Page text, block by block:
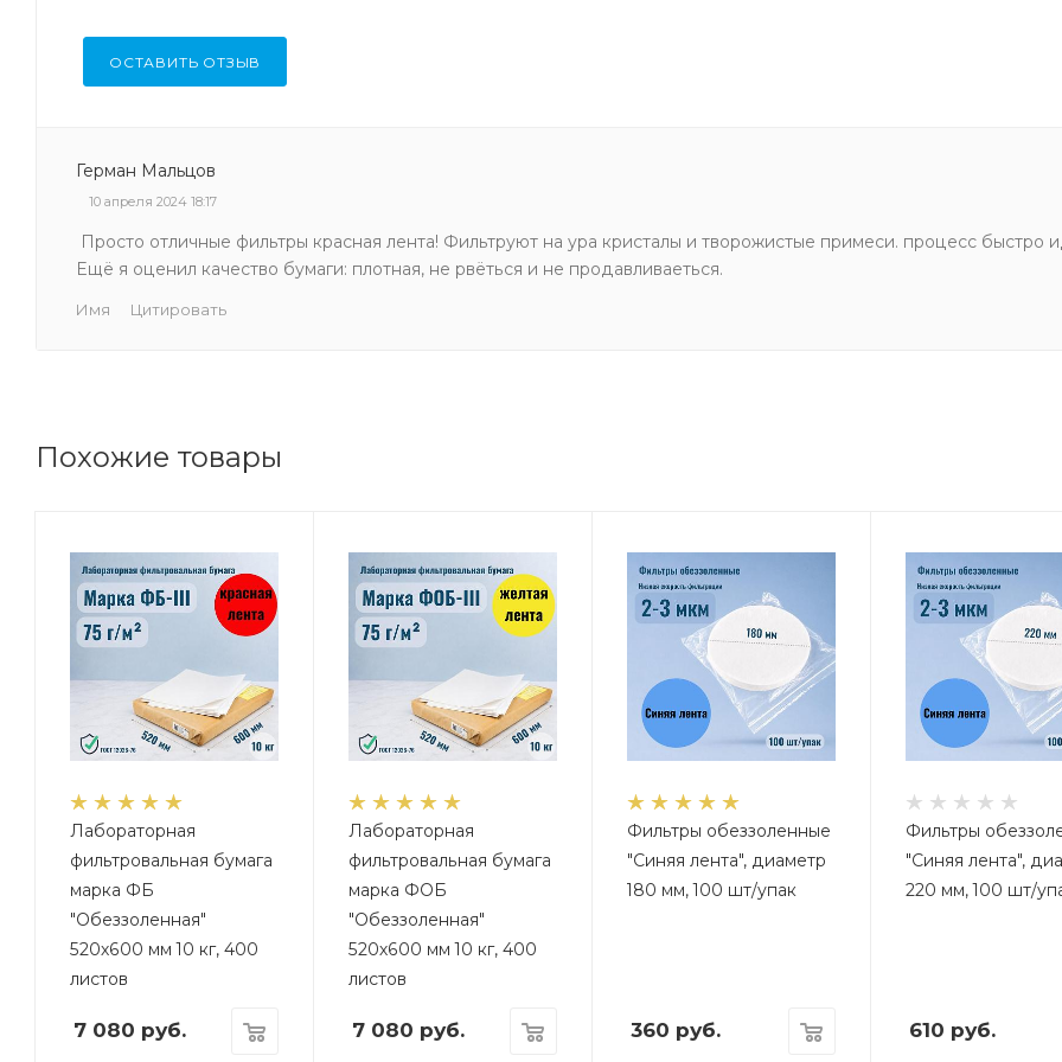
ОСТАВИТЬ ОТЗЫВ
Герман Мальцов
10 апреля 2024 18:17
Просто отличные фильтры красная лента! Фильтруют на ура кристалы и творожистые примеси. процесс быстро
Ещё я оценил качество бумаги: плотная, не рвёться и не продавливаеться.
Имя Цитировать
Похожие товары
Лабораторная
фильтровальная бумага
марка ФБ
"Обеззоленная"
520х600 мм 10 кг, 400
листов
7 080 руб.
Лабораторная
фильтровальная бумага
марка ФОБ
"Обеззоленная"
520х600 мм 10 кг, 400
листов
7 080 руб.
Фильтры обеззоленные
"Синяя лента", диаметр
180 мм, 100 шт/упак
360 руб.
Фильтры
"Синяя лента",
220 мм, 100 шт/
610 руб.